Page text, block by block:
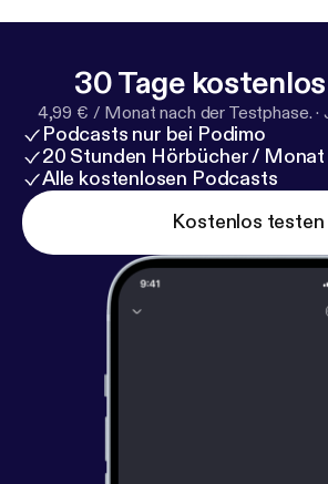
30 Tage
4,99 € / Monat nach der Testphase. ·
Podcasts nur bei Podimo
20 Stunden Hörbücher / Monat
Alle kostenlosen Podcasts
Kostenlos testen